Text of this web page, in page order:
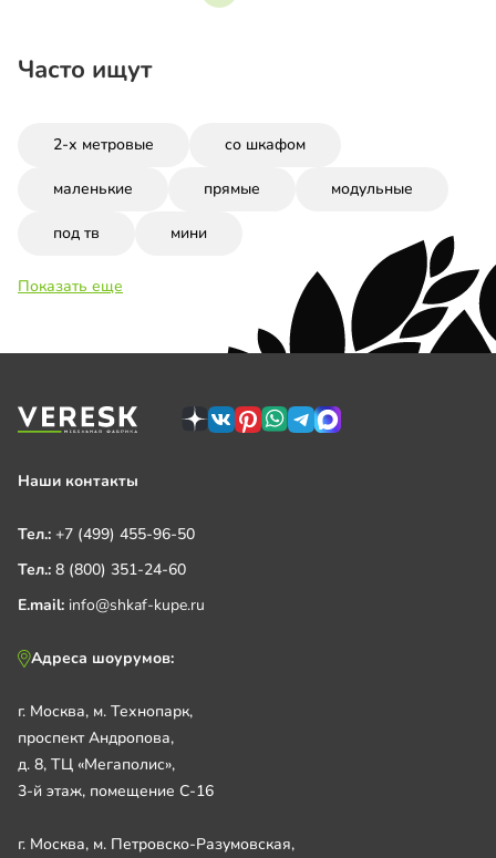
Часто ищут
2-х метровые со шкафом
маленькие прямые модульные
под тв мини
Показать еще
Наши контакты
Тел.: +7 (499) 455-96-50
Тел.: 8 (800) 351-24-60
E.mail: info@shkaf-kupe.ru
Адреса шоурумов:
г. Москва, м. Технопарк,
проспект Андропова,
д. 8, ТЦ «Мегаполис»,
3-й этаж, помещение С-16
г. Москва, м. Петровско-Разумовская,